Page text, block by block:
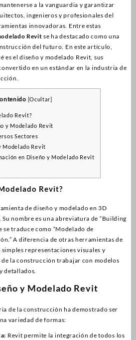
a la vanguardia y garantizar
ingenieros y profesionales del
innovadoras. Entre estas
Revit se ha destacado como una
del futuro. En este artículo,
es el diseño y modelado Revit, sus
en un estándar en la industria de
[Ocultar]
Revit?
y Modelado Revit
Sectores
Modelado Revit
en Diseño y Modelado Revit
Revit?
de diseño y modelado en 3D
nombre es una abreviatura de “Building
traduce como “Modelado de
A diferencia de otras herramientas de
simples representaciones visuales y
la construcción trabajar con modelos
detallados.
y Modelado Revit
de la construcción ha demostrado ser
variedad de formas:
Revit permite la integración de todos los